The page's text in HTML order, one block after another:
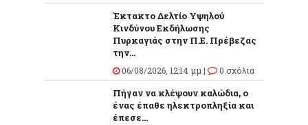
Έκτακτο Δελτίο Υψηλού
Κινδύνου Εκδήλωσης
Πυρκαγιάς στην Π.Ε. Πρέβεζας
την...
06/08/2026, 12:14 μμ | 0 σχόλια
Πήγαν να κλέψουν καλώδια, ο
ένας έπαθε ηλεκτροπληξία και
έπεσε...